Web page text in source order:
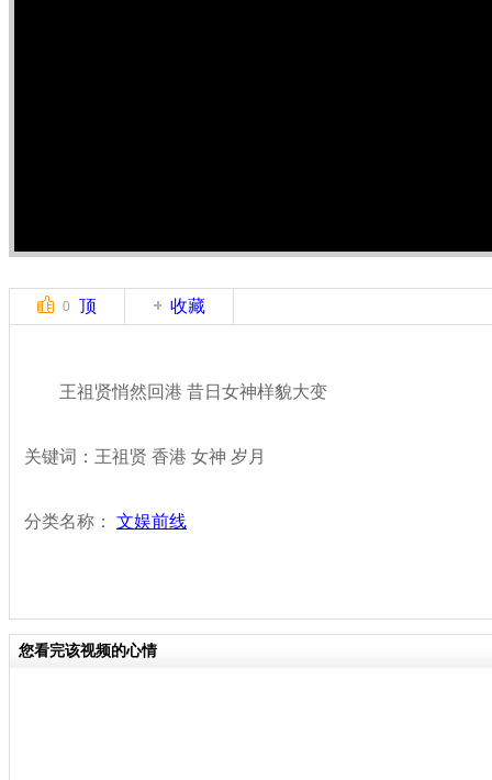
0 顶 收藏
王祖贤悄然回港 昔日女神样貌大变
关键词：王祖贤 香港 女神 岁月
分类名称： 文娱前线
您看完该视频的心情